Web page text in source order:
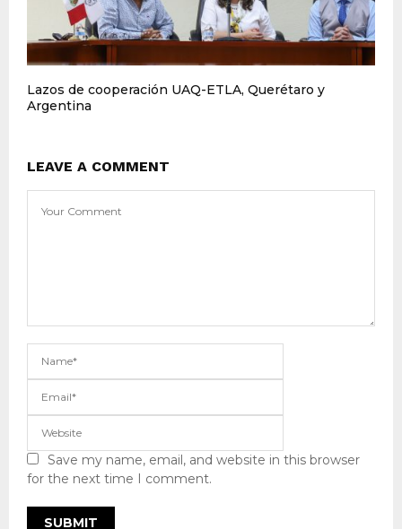
Lazos de cooperación UAQ-ETLA, Querétaro y
Argentina
LEAVE A COMMENT
Save my name, email, and website in this browser
for the next time I comment.